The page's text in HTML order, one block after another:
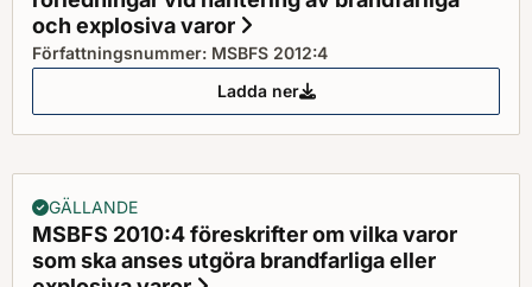
och explosiva varor
Författningsnummer: MSBFS 2012:4
Ladda ner
MSBFS 2012:4 föreskrifter om
GÄLLANDE
MSBFS 2010:4 föreskrifter om vilka varor
som ska anses utgöra brandfarliga eller